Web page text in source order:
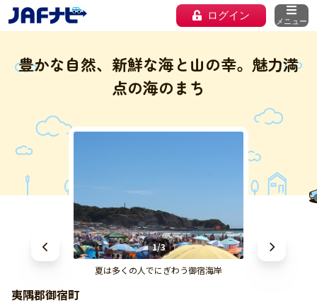
ログイン メニュー
豊かな自然、新鮮な海と山の幸。魅力満
点の海のまち
1/3
夏は多くの人でにぎわう御宿海岸
夷隅郡御宿町